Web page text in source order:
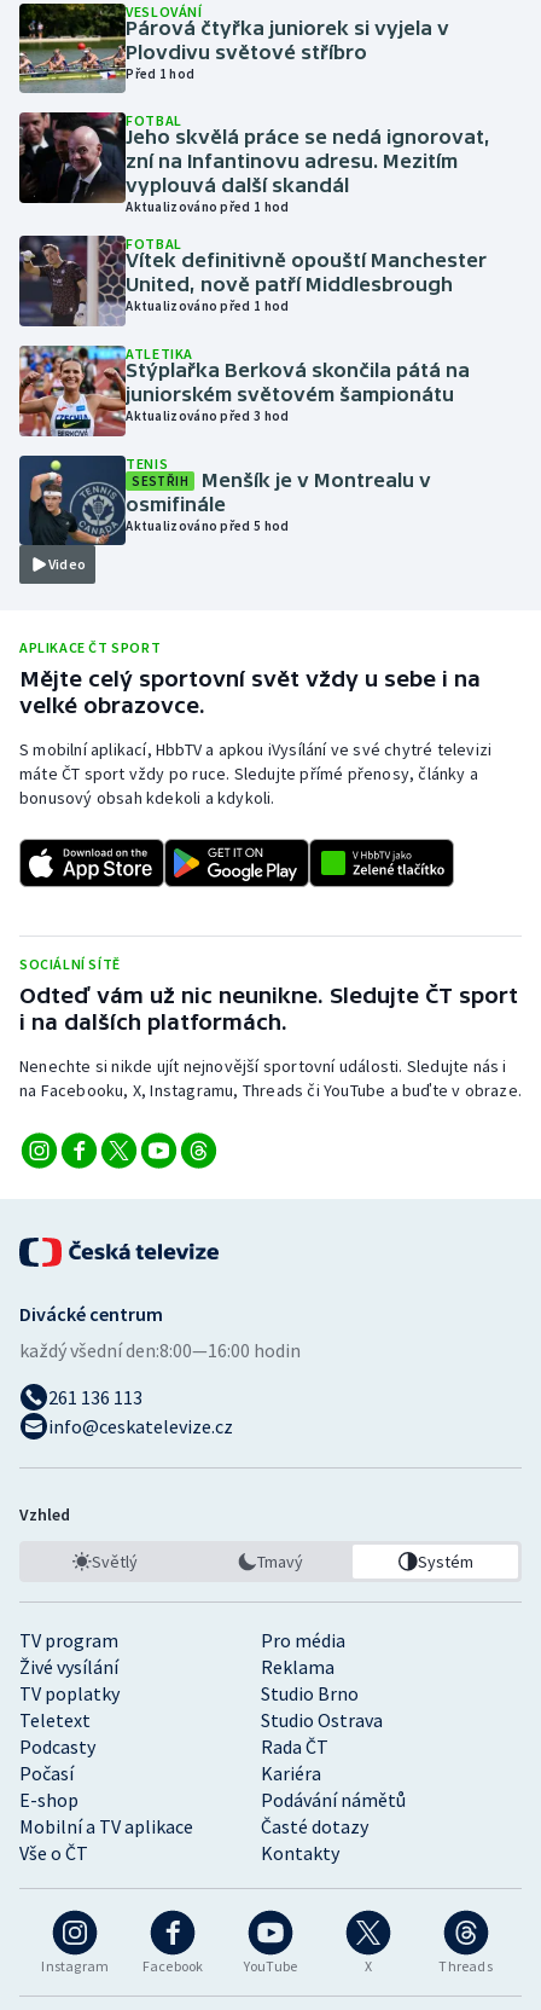
Jezdectví
Judo
Krasobruslení
Lezení
Lyže a snowboard
Moderní pětiboj
Motorsport
Olympijské hry
Parasport
Plavání
Ragby
Rychlobruslení
Rychlostní kanoistika
Sportovní střelba
Stolní tenis
Triatlon
Veslování
Volejbal
Ostatní
VESLOVÁNÍ
Párová čtyřka juniorek si vyjela v
Plovdivu světové stříbro
Před 1 hod
FOTBAL
Jeho skvělá práce se nedá ignorovat,
zní na Infantinovu adresu. Mezitím
vyplouvá další skandál
Aktualizováno před 1 hod
FOTBAL
Vítek definitivně opouští Manchester
United, nově patří Middlesbrough
Aktualizováno před 1 hod
ATLETIKA
Stýplařka Berková skončila pátá na
juniorském světovém šampionátu
Aktualizováno před 3 hod
Video
TENIS
SESTŘIH
Menšík je v Montrealu v
osmifinále
Aktualizováno před 5 hod
APLIKACE ČT SPORT
Mějte celý sportovní svět vždy u sebe i na
velké obrazovce.
S mobilní aplikací, HbbTV a apkou iVysílání ve své chytré televizi
máte ČT sport vždy po ruce. Sledujte přímé přenosy, články a
bonusový obsah kdekoli a kdykoli.
SOCIÁLNÍ SÍTĚ
Odteď vám už nic neunikne. Sledujte ČT sport
i na dalších platformách.
Nenechte si nikde ujít nejnovější sportovní události. Sledujte nás i
na Facebooku, X, Instagramu, Threads či YouTube a buďte v obraze.
Instagram Facebook YouTube X Threads
TV program
Pro média
Živé vysílání
Reklama
TV poplatky
Studio Brno
Teletext
Studio Ostrava
Podcasty
Rada ČT
Počasí
Kariéra
E-shop
Podávání námětů
Mobilní a TV aplikace
Časté dotazy
Vše o ČT
Kontakty
Divácké centrum
každý všední den:8:00—16:00 hodin
261 136 113
info@ceskatelevize.cz
Vzhled
Světlý Tmavý Systém